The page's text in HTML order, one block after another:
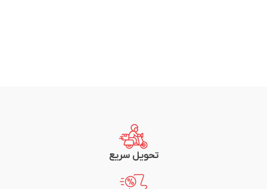
تحویل سریع